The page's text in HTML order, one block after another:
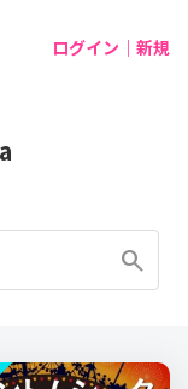
ログイン｜新規
search